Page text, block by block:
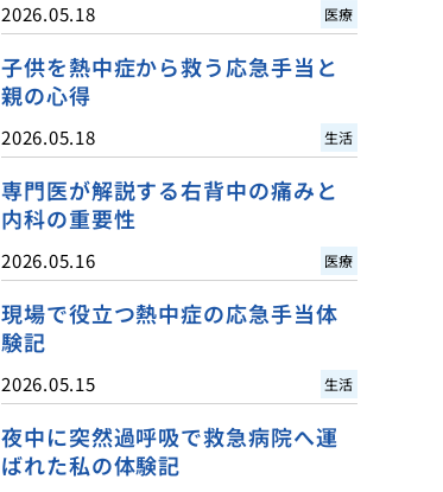
2026.05.18 医療
子供を熱中症から救う応急手当と
親の心得
2026.05.18 生活
専門医が解説する右背中の痛みと
内科の重要性
2026.05.16 医療
現場で役立つ熱中症の応急手当体
験記
2026.05.15 生活
夜中に突然過呼吸で救急病院へ運
ばれた私の体験記